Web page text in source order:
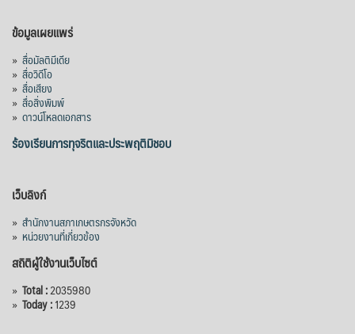
ข้อมูลเผยแพร่
» สื่อมัลติมีเดีย
» สื่อวิดีโอ
» สื่อเสียง
» สื่อสิ่งพิมพ์
» ดาวน์โหลดเอกสาร
ร้องเรียนการทุจริตและประพฤติมิชอบ
เว็บลิงก์
» สำนักงานสภาเกษตรกรจังหวัด
» หน่วยงานที่เกี่ยวข้อง
สถิติผู้ใช้งานเว็บไซต์
» Total :2035980
» Today :1239